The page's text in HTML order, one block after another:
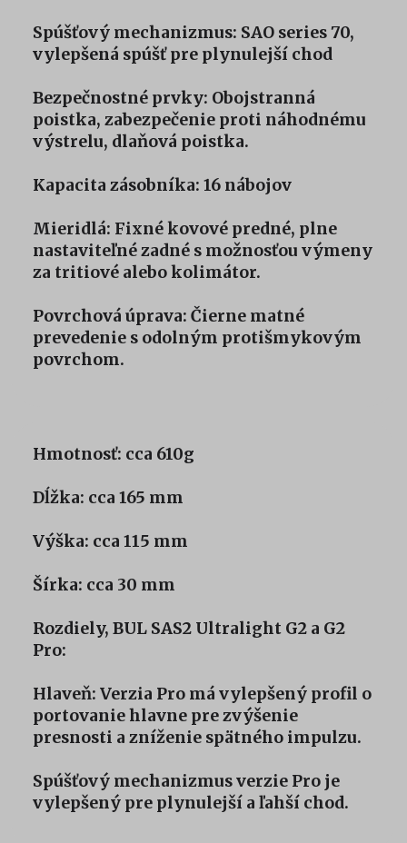
Spúšťový mechanizmus: SAO series 70,
vylepšená spúšť pre plynulejší chod
Bezpečnostné prvky: Obojstranná
poistka, zabezpečenie proti náhodnému
výstrelu, dlaňová poistka.
Kapacita zásobníka: 16 nábojov
Mieridlá: Fixné kovové predné, plne
nastaviteľné zadné s možnosťou výmeny
za tritiové alebo kolimátor.
Povrchová úprava: Čierne matné
prevedenie s odolným protišmykovým
povrchom.
Hmotnosť: cca 610g
Dĺžka: cca 165 mm
Výška: cca 115 mm
Šírka: cca 30 mm
Rozdiely, BUL SAS2 Ultralight G2 a G2
Pro:
Hlaveň: Verzia Pro má vylepšený profil o
portovanie hlavne pre zvýšenie
presnosti a zníženie spätného impulzu.
Spúšťový mechanizmus verzie Pro je
vylepšený pre plynulejší a ľahší chod.